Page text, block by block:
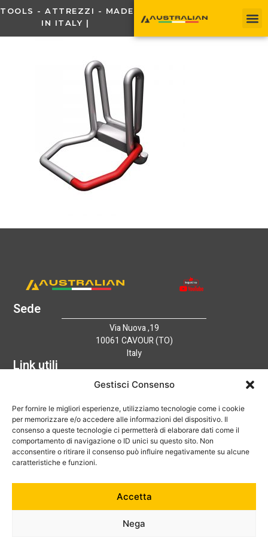
Gestisci Consenso
Per fornire le migliori esperienze, utilizziamo tecnologie come i cookie
per memorizzare e/o accedere alle informazioni del dispositivo. Il
consenso a queste tecnologie ci permetterà di elaborare dati come il
comportamento di navigazione o ID unici su questo sito. Non
acconsentire o ritirare il consenso può influire negativamente su alcune
caratteristiche e funzioni.
Accetta
Nega
TOOLS - ATTREZZI - MADE
IN ITALY |
Sede
Via Nuova ,19
10061 CAVOUR (TO)
Italy
Link utili
Home
Catalogo
Tecnologia
News
Contatti
Hai bisogno di aiuto?
+39 0121 600752
info@australian-srl.com